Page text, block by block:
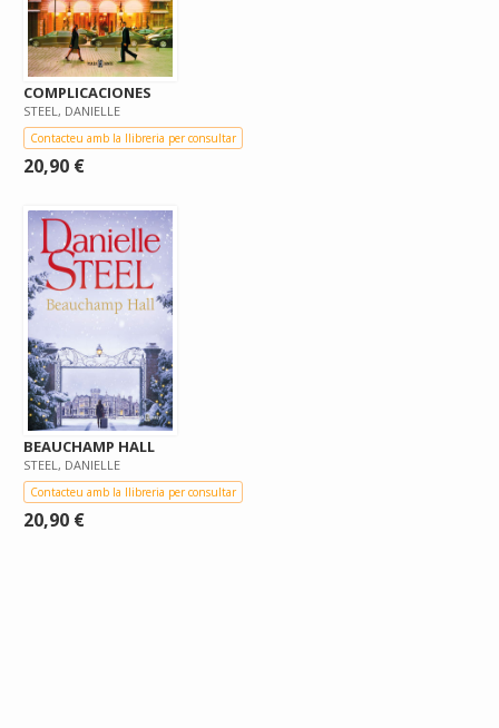
COMPLICACIONES
STEEL, DANIELLE
Contacteu amb la llibreria per consultar
20,90 €
BEAUCHAMP HALL
STEEL, DANIELLE
Contacteu amb la llibreria per consultar
20,90 €